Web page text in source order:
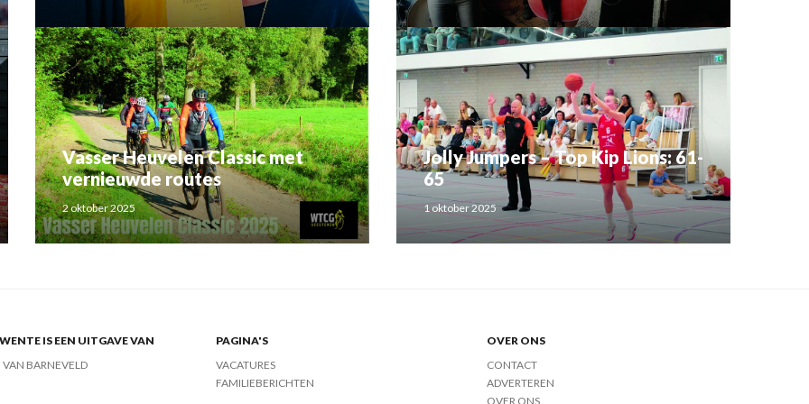
Rahma el Mouden
Vasser Heuvelen Classic met
vernieuwde routes
2 oktober 2025
Jolly Jumpers – Top Kip Lions: 61-
65
1 oktober 2025
IS EEN UITGAVE VAN
VAN BARNEVELD
PAGINA'S
VACATURES
FAMILIEBERICHTEN
OVER ONS
CONTACT
ADVERTEREN
OVER ONS